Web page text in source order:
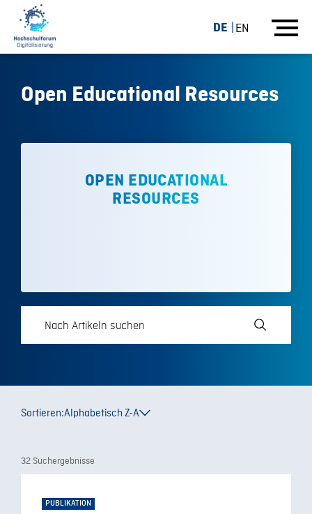
DE EN
Open Educational Resources
OPEN EDUCATIONAL
RESOURCES
Sortieren:Alphabetisch Z-A
32 Suchergebnisse
PUBLIKATION